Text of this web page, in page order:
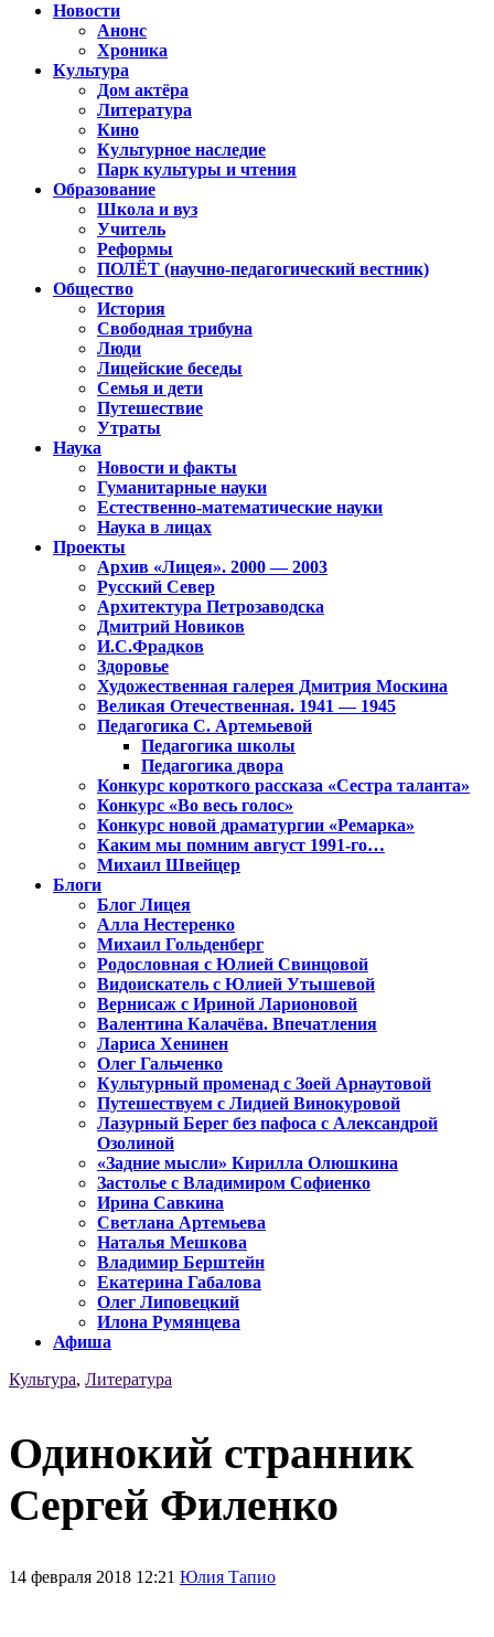
Новости
Анонс
Хроника
Культура
Дом актёра
Литература
Кино
Культурное наследие
Парк культуры и чтения
Образование
Школа и вуз
Учитель
Реформы
ПОЛЁТ (научно-педагогический вестник)
Общество
История
Свободная трибуна
Люди
Лицейские беседы
Семья и дети
Путешествие
Утраты
Наука
Новости и факты
Гуманитарные науки
Естественно-математические науки
Наука в лицах
Проекты
Архив «Лицея». 2000 — 2003
Русский Север
Архитектура Петрозаводска
Дмитрий Новиков
И.С.Фрадков
Здоровье
Художественная галерея Дмитрия Москина
Великая Отечественная. 1941 — 1945
Педагогика С. Артемьевой
Педагогика школы
Педагогика двора
Конкурс короткого рассказа «Сестра таланта»
Конкурс «Во весь голос»
Конкурс новой драматургии «Ремарка»
Каким мы помним август 1991-го…
Михаил Швейцер
Блоги
Блог Лицея
Алла Нестеренко
Михаил Гольденберг
Родословная с Юлией Свинцовой
Видоискатель с Юлией Утышевой
Вернисаж с Ириной Ларионовой
Валентина Калачёва. Впечатления
Лариса Хенинен
Олег Гальченко
Культурный променад с Зоей Арнаутовой
Путешествуем с Лидией Винокуровой
Лазурный Берег без пафоса с Александрой
Озолиной
«Задние мысли» Кирилла Олюшкина
Застолье с Владимиром Софиенко
Ирина Савкина
Светлана Артемьева
Наталья Мешкова
Владимир Берштейн
Екатерина Габалова
Олег Липовецкий
Илона Румянцева
Афиша
Культура, Литература
Одинокий странник
Сергей Филенко
14 февраля 2018 12:21 Юлия Тапио